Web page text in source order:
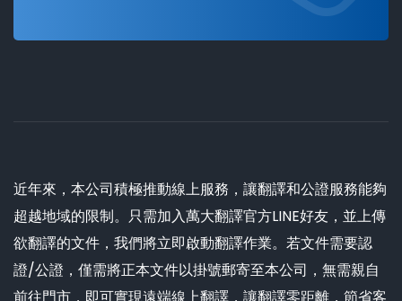
近年來，本公司積極推動線上服務，讓翻譯和公證服務能夠
超越地域的限制。只需加入萬大翻譯官方LINE好友，並上傳
欲翻譯的文件，我們將立即啟動翻譯作業。若文件需要認
證/公證，僅需將正本文件以掛號郵寄至本公司，無需親自
前往門市，即可實現遠端線上翻譯，讓翻譯零距離，節省客